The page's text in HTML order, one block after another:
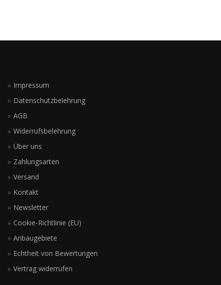
Impressum
Datenschutzbelehrung
AGB
Widerrufsbelehrung
Über uns
Zahlungsarten
Versand
Kontakt
Newsletter
Cookie-Richtlinie (EU)
Anbaugebiete
Echtheit von Bewertungen
Vertrag widerrufen